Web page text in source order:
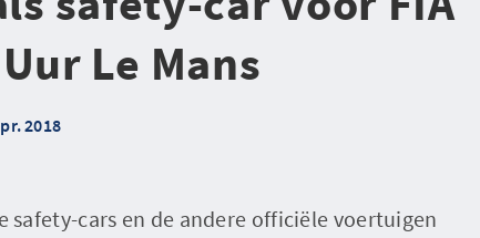
Le Mans
2018
safety-cars en de andere officiële voertuigen